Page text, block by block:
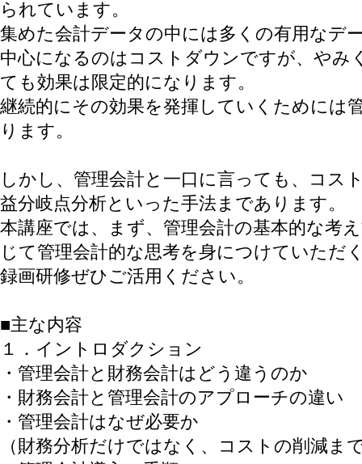
られています。
集めた会計データの中には多くの有用なデ
中心になるのはコストダウンですが、やみ
ても効果は限定的になります。
継続的にその効果を発揮していくためには
ります。
しかし、管理会計と一口に言っても、コス
益分岐点分析といった手法まであります。
本講座では、まず、管理会計の基本的な考
じて管理会計的な思考を身につけていただ
録画研修ぜひご活用ください。
■主な内容
１．イントロダクション
・管理会計と財務会計はどう違うのか
・財務会計と管理会計のアプローチの違い
・管理会計はなぜ必要か
（財務分析だけではなく、コストの削減ま